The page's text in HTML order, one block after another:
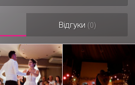
Відгуки (0)